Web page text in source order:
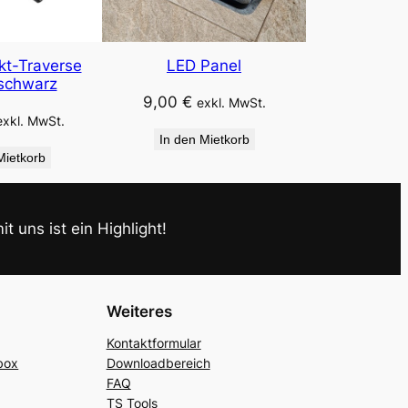
Traverse
MwSt.
LED Panel
9,00 € exkl. MwSt.
In den Mietkorb
uns ist ein Highlight!
Weiteres
Kontaktformular
Downloadbereich
FAQ
TS Tools